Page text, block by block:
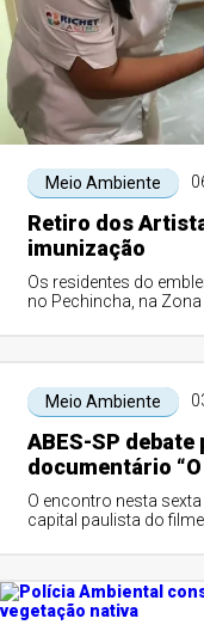
Meio Ambiente
Retiro dos
imunização
Os residentes do
no Pechincha, na
Meio Ambiente
ABES-SP
documentário
O encontro nesta
capital paulista do